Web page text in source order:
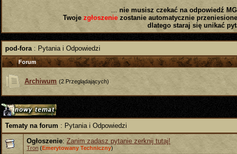
... nie musisz czekać na odpowiedź
Twoje zgłoszeniezostanie automatycznie
dlatego staraj się unikać
pod-fora : Pytania i Odpowiedzi
Forum
Archiwum (2 Przeglądających)
Tematy na forum : Pytania i Odpowiedzi
Ogłoszenie: Zanim zadasz pytanie zerknij tutaj!
Tron (Emerytowany Techniczny)